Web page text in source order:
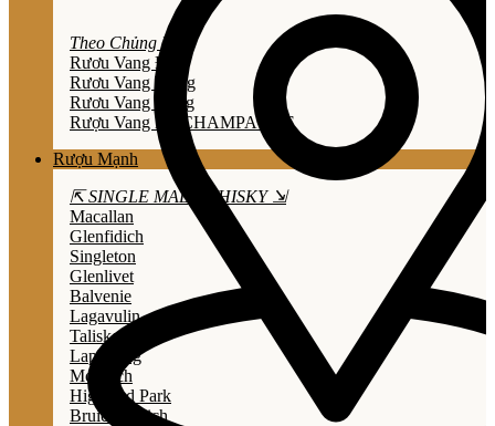
Theo Chủng Loại
Rươu Vang Đỏ
Rươu Vang Trắng
Rươu Vang Hồng
Rượu Vang Nổ/CHAMPAGNE
Rượu Mạnh
⇱ SINGLE MALT WHISKY ⇲
Macallan
Glenfidich
Singleton
Glenlivet
Balvenie
Lagavulin
Talisker
Laphroaig
Mortlach
Highland Park
Bruichladdich